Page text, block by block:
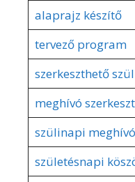
alaprajz készítő
tervező program
szerkeszthető
meghívó
szülinapi meghívó
születésnapi